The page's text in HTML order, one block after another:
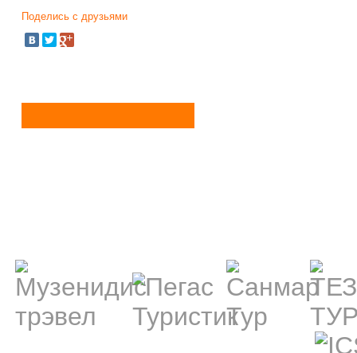
Поделись с друзьями